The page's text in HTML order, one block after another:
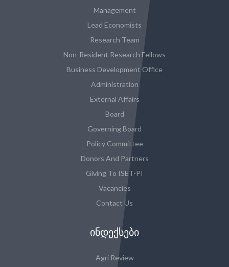
Management
Lead Economists
Research Team
Non-Resident Research Fellows
Business Development Office
Administration
External Affairs
Board
Governing Board
Policy Committee
Donors And Partners
Giving To ISET-PI
Vacancies
Contact Us
ᲘᲜᲓᲔᲥᲡᲔᲑᲘ
Agri Review